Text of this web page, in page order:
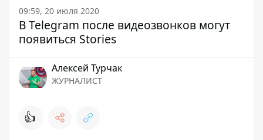
09:59, 20 июля 2020
В Telegram после видеозвонков могут
появиться Stories
Алексей Турчак
ЖУРНАЛИСТ
👍